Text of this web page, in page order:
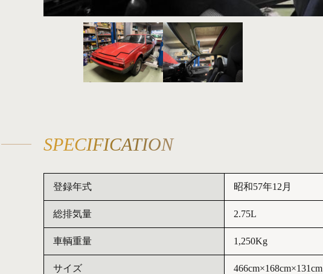
SPECIFICATION
登録年式 昭和57年12月
総排気量 2.75L
車輌重量 1,250Kg
サイズ 466cm×168cm×131cm